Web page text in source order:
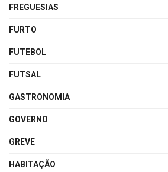
FREGUESIAS
FURTO
FUTEBOL
FUTSAL
GASTRONOMIA
GOVERNO
GREVE
HABITAÇÃO